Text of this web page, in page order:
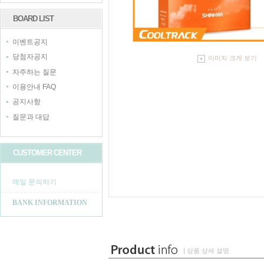
BOARD LIST
이벤트공지
당첨자공지
자주하는 질문
이용안내 FAQ
공지사항
질문과 대답
CUSTOMER CENTER
메일 문의하기
BANK INFORMATION
이미지 크게 보기
| 상품 상세 설명